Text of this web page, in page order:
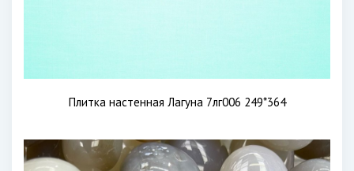
Плитка настенная Лагуна 7лг006 249*364